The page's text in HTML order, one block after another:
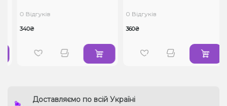
0 Відгуків
340₴
0 Відгуків
360₴
Доставляємо по всій Україні